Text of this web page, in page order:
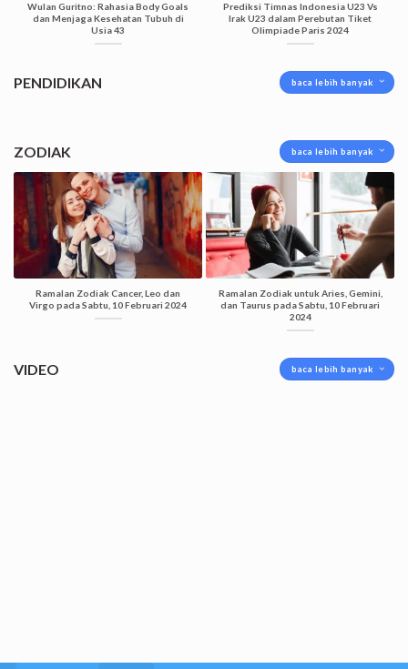
Wulan Guritno: Rahasia Body Goals
dan Menjaga Kesehatan Tubuh di
Usia 43
Prediksi Timnas Indonesia U23 Vs
Irak U23 dalam Perebutan Tiket
Olimpiade Paris 2024
PENDIDIKAN baca lebih banyak
ZODIAK baca lebih banyak
Ramalan Zodiak Cancer, Leo dan
Virgo pada Sabtu, 10 Februari 2024
Ramalan Zodiak untuk Aries, Gemini,
dan Taurus pada Sabtu, 10 Februari
2024
VIDEO baca lebih banyak